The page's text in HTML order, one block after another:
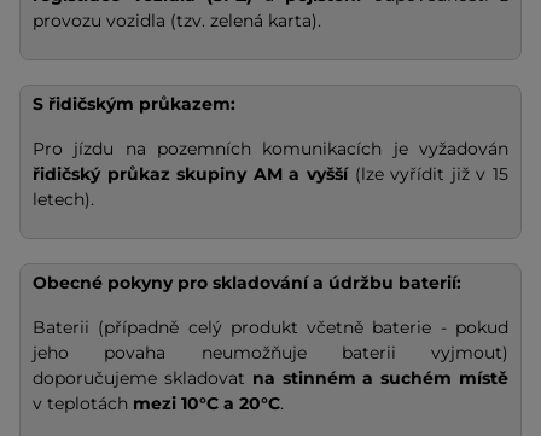
provozu vozidla (tzv. zelená karta).
S řidičským průkazem:
Pro jízdu na pozemních komunikacích je vyžadován
řidičský průkaz skupiny AM a vyšší(lze vyřídit již v 15
letech).
Obecné pokyny pro skladování a údržbu baterií:
Baterii (případně celý produkt včetně baterie - pokud
jeho povaha neumožňuje baterii vyjmout)
doporučujeme skladovat na stinném a suchém místě
v teplotách mezi 10°C a 20°C.